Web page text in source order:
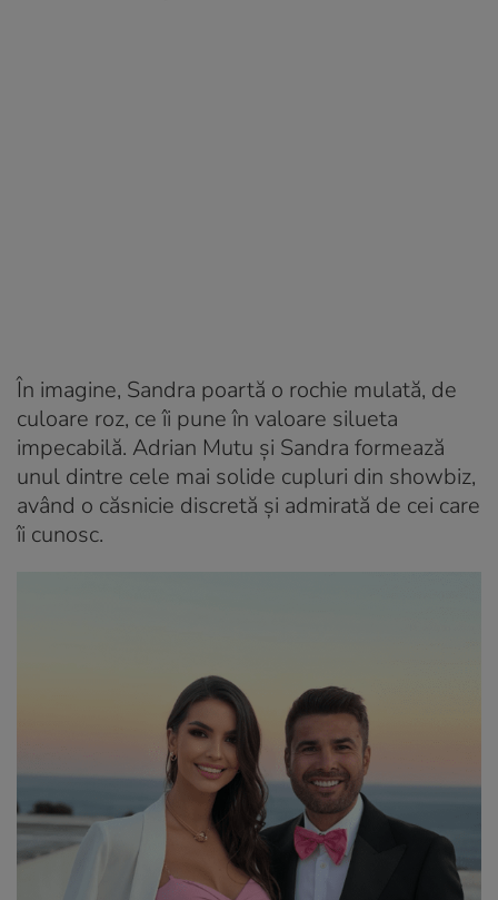
În imagine, Sandra poartă o rochie mulată, de
culoare roz, ce îi pune în valoare silueta
impecabilă. Adrian Mutu și Sandra formează
unul dintre cele mai solide cupluri din showbiz,
având o căsnicie discretă și admirată de cei care
îi cunosc.